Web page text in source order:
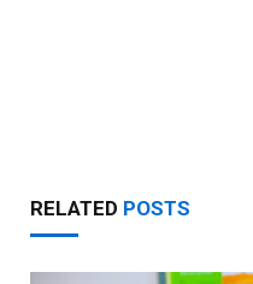
RELATED POSTS